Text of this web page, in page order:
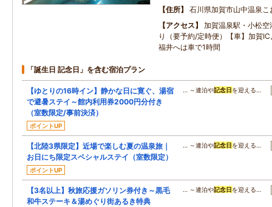
住所
石川県加賀市山中温泉
アクセス
加賀温泉駅・小松
り（要予約/定時便）【車】加賀
福井へは車で1時間
「誕生日 記念日」を含む宿泊プラン
【ゆとりの16時イン】静かな日に寛ぐ、湯宿
で避暑ステイ～館内利用券2000円分付き
（室数限定/事前決済）
ポイントUP
… ～連泊や記念日 を迎える…
【北陸3県限定】近場で楽しむ夏の温泉旅｜
お日にち限定スペシャルステイ（室数限定）
ポイントUP
… ～連泊や記念日 を迎える…
【3名以上】秋旅応援ガソリン券付き～黒毛
和牛ステーキ＆湯めぐり街あるき特典
… ～連泊や記念日 を迎える…